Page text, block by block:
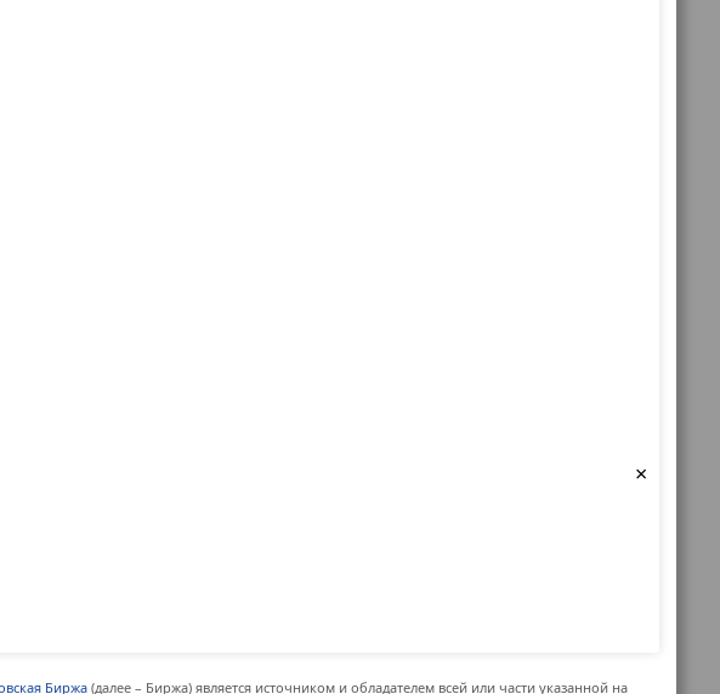
×
Биржа (далее – Биржа) является источником и обладателем всей или части указанной на